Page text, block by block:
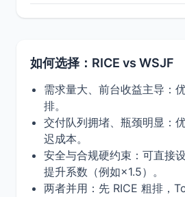
如何选择：RICE vs WSJF
需求量大、前台收益主导：
排。
交付队列拥堵、瓶颈明显：
迟成本。
安全与合规硬约束：可直接
提升系数（例如×1.5）。
两者并用：先 RICE 粗排，